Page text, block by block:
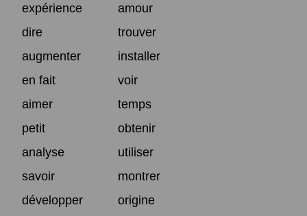
expérience
amour
dire
trouver
augmenter
installer
en fait
voir
aimer
temps
petit
obtenir
analyse
utiliser
savoir
montrer
développer
origine